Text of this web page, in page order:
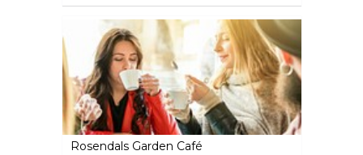
Rosendals Garden Café